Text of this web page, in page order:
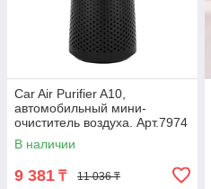
Car Air Purifier A10,
автомобильный мини-
очиститель воздуха. Арт.7974
В наличии
9 381 ₸ 11 036 ₸